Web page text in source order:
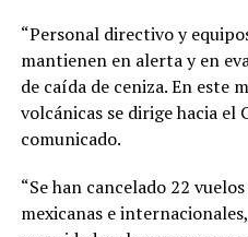
“Personal directivo y
mantienen en alerta y en
de caída de ceniza. En este
volcánicas se dirige hacia el
comunicado.
“Se han cancelado 22
mexicanas e